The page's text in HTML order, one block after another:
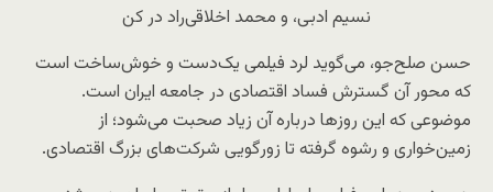
نسیم ادبی، و محمد اخلاقی‌راد در کن
حسن صلح‌جو، می‌گوید لرد فیلمی یک‌دست و خوش‌ساخت است
که محور آن گسترش فساد اقتصادی در جامعه ایران است.
موضوعی که این روزها درباره آن زیاد صحبت می‌شود؛ از
زمین‌خواری و رشوه گرفته تا زورگویی شرکت‌های بزرگ اقتصادی.